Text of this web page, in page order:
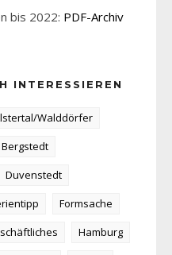
bis 2022: PDF-Archiv
INTERESSIEREN
Walddörfer
Bergstedt
Duvenstedt
Formsache
Hamburg